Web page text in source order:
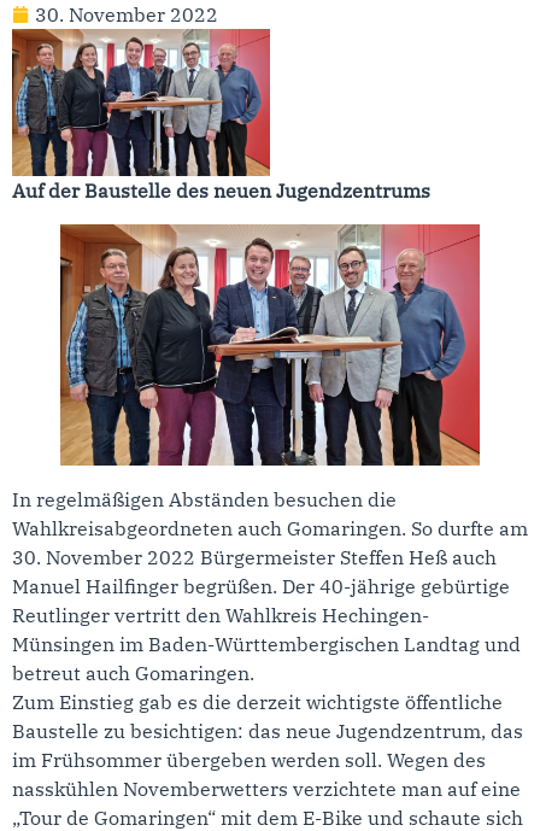
30. November 2022
Auf der Baustelle des neuen Jugendzentrums
In regelmäßigen Abständen besuchen die
Wahlkreisabgeordneten auch Gomaringen. So durfte am
30. November 2022 Bürgermeister Steffen Heß auch
Manuel Hailfinger begrüßen. Der 40-jährige gebürtige
Reutlinger vertritt den Wahlkreis Hechingen-
Münsingen im Baden-Württembergischen Landtag und
betreut auch Gomaringen.
Zum Einstieg gab es die derzeit wichtigste öffentliche
Baustelle zu besichtigen: das neue Jugendzentrum, das
im Frühsommer übergeben werden soll. Wegen des
nasskühlen Novemberwetters verzichtete man auf eine
„Tour de Gomaringen“ mit dem E-Bike und schaute sich